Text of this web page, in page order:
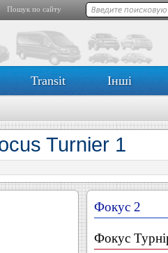
Пошук по сайту
Transit Інші
Turnier 1
Фокус 2
Фокус